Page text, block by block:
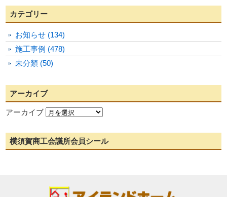
カテゴリー
お知らせ (134)
施工事例 (478)
未分類 (50)
アーカイブ
アーカイブ
横須賀商工会議所会員シール